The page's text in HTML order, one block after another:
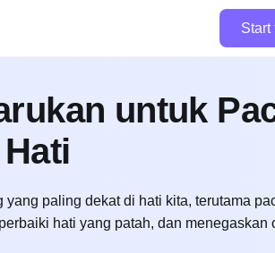
Start
untuk
paling dekat di hati kita, terutama
hati yang patah, dan menegaskan